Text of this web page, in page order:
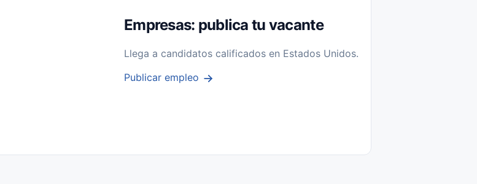
Empresas: publica tu vacante
Llega a candidatos calificados en Estados Unidos.
Publicar empleo